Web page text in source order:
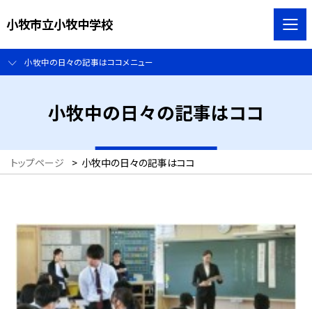
小牧市立小牧中学校
小牧中の日々の記事はココメニュー
小牧中の日々の記事はココ
トップページ > 小牧中の日々の記事はココ